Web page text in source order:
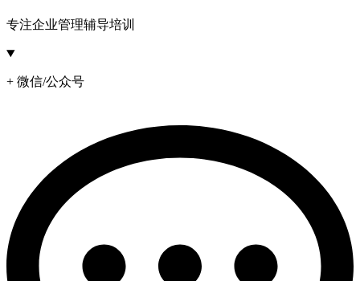
专注企业管理辅导培训
+ 微信/公众号